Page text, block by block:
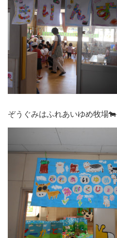
ぞうぐみはふれあいゆめ牧場🐄